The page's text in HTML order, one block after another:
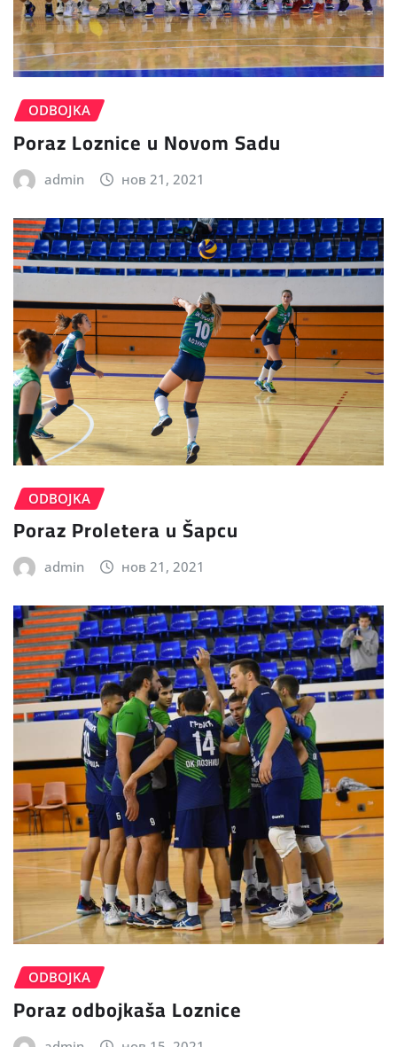
ODBOJKA
Poraz Loznice u Novom Sadu
admin нов 21, 2021
ODBOJKA
Poraz Proletera u Šapcu
admin нов 21, 2021
ODBOJKA
Poraz odbojkaša Loznice